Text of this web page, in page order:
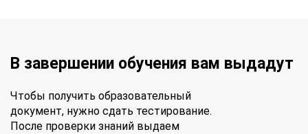
В завершении обучения вам выдадут
Чтобы получить образовательный
документ, нужно сдать тестирование.
После проверки знаний выдаем